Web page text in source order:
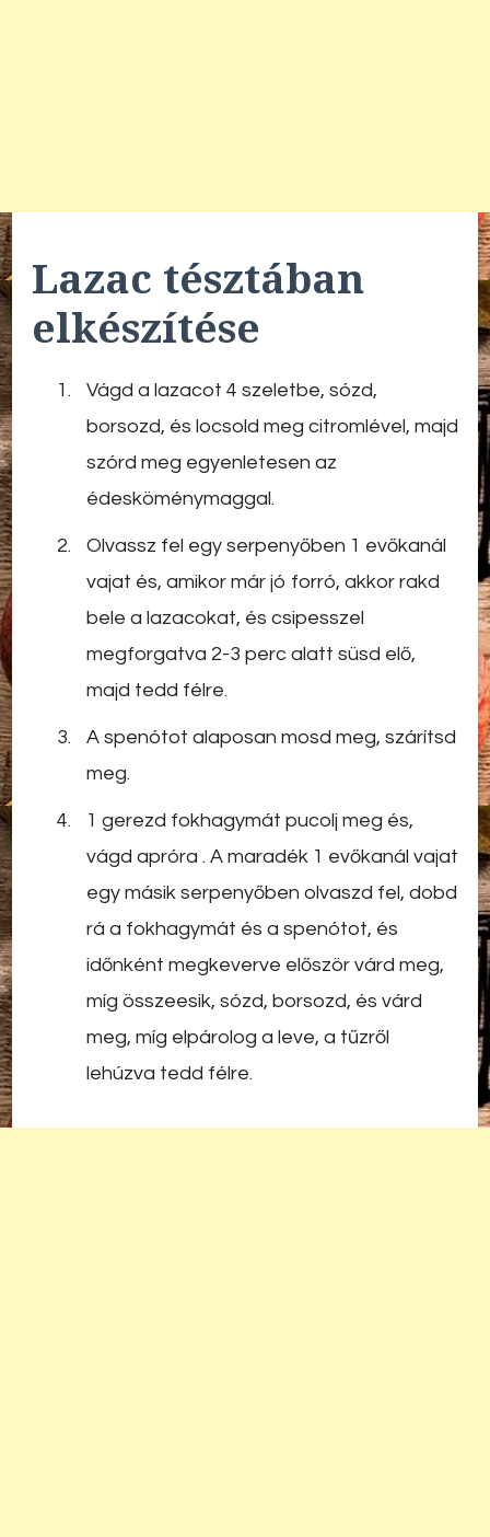
Lazac tésztában
elkészítése
Vágd a lazacot 4 szeletbe, sózd,
borsozd, és locsold meg citromlével, majd
szórd meg egyenletesen az
édesköménymaggal.
Olvassz fel egy serpenyőben 1 evőkanál
vajat és, amikor már jó forró, akkor rakd
bele a lazacokat, és csipesszel
megforgatva 2-3 perc alatt süsd elő,
majd tedd félre.
A spenótot alaposan mosd meg, szárítsd
meg.
1 gerezd fokhagymát pucolj meg és,
vágd apróra . A maradék 1 evőkanál vajat
egy másik serpenyőben olvaszd fel, dobd
rá a fokhagymát és a spenótot, és
időnként megkeverve először várd meg,
míg összeesik, sózd, borsozd, és várd
meg, míg elpárolog a leve, a tűzről
lehúzva tedd félre.